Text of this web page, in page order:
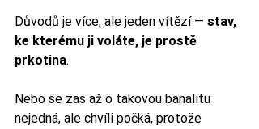
Důvodů je více, ale jeden vítězí — stav,
ke kterému ji voláte, je prostě
prkotina.
Nebo se zas až o takovou banalitu
nejedná, ale chvíli počká, protože